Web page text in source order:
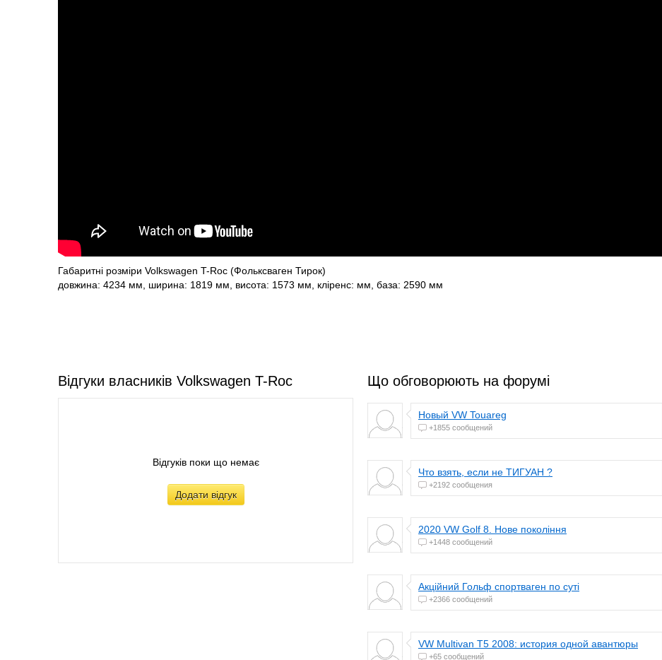
Габаритні розміри Volkswagen T-Roc (Фольксваген Тирок)
довжина: 4234 мм, ширина: 1819 мм, висота: 1573 мм, кліренс: мм, база: 2590 мм
Відгуки власників Volkswagen T-Roc
Відгуків поки що немає
Додати відгук
Що обговорюють на форумі
Новый VW Touareg
+1855 сообщений
Что взять, если не ТИГУАН ?
+2192 сообщения
2020 VW Golf 8. Нове покоління
+1448 сообщений
Акційний Гольф спортваген по суті
+2366 сообщений
VW Multivan T5 2008: история одной авантюры
+65 сообщений